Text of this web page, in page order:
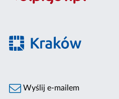
Wyślij e-mailem